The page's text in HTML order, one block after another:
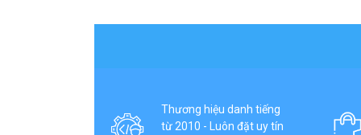
Thương hiệu danh tiếng
từ 2010 - Luôn đặt uy tín